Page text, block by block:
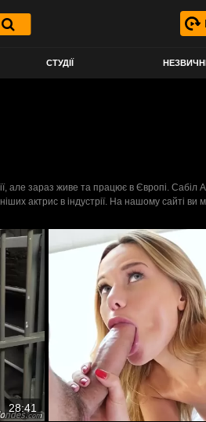
СТУДІЇ
але зараз живе та працює в Європі.
актрис в індустрії. На нашому сайті
28:41